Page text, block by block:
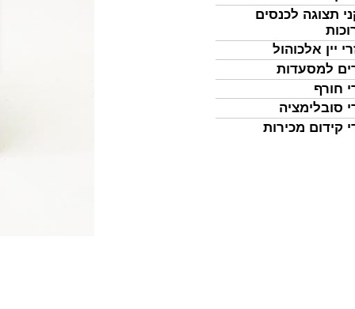
תצוגה לכנסים
יין אלכוהול
למסעדות
חורף
סובלימציה
קידום מכירות